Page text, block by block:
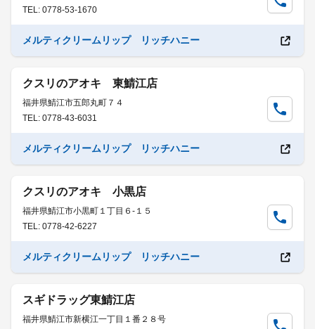
TEL: 0778-53-1670
メルティクリームリップ リッチハニー
クスリのアオキ 東鯖江店
福井県鯖江市五郎丸町７４
TEL: 0778-43-6031
メルティクリームリップ リッチハニー
クスリのアオキ 小黒店
福井県鯖江市小黒町１丁目６-１５
TEL: 0778-42-6227
メルティクリームリップ リッチハニー
スギドラッグ東鯖江店
福井県鯖江市新横江一丁目１番２８号